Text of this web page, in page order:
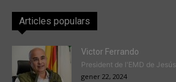
Articles populars
Victor Ferrando
President de l'EMD de Jesús
gener 22, 2024